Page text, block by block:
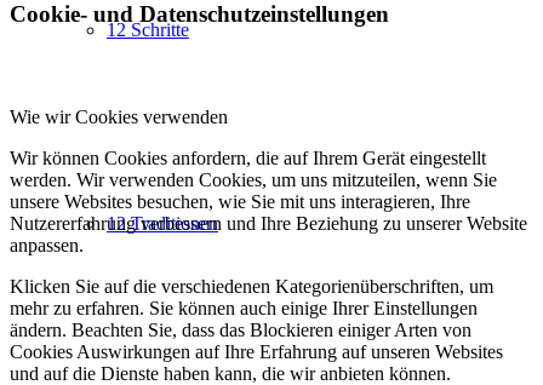
12 Schritte
12 Traditionen
Cookie- und Datenschutzeinstellungen
Wie wir Cookies verwenden
Wir können Cookies anfordern, die auf Ihrem Gerät eingestellt
werden. Wir verwenden Cookies, um uns mitzuteilen, wenn Sie
unsere Websites besuchen, wie Sie mit uns interagieren, Ihre
Nutzererfahrung verbessern und Ihre Beziehung zu unserer Website
anpassen.
Klicken Sie auf die verschiedenen Kategorienüberschriften, um
mehr zu erfahren. Sie können auch einige Ihrer Einstellungen
ändern. Beachten Sie, dass das Blockieren einiger Arten von
Cookies Auswirkungen auf Ihre Erfahrung auf unseren Websites
und auf die Dienste haben kann, die wir anbieten können.